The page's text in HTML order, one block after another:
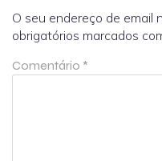
O seu endereço de email
obrigatórios marcados
Comentário *